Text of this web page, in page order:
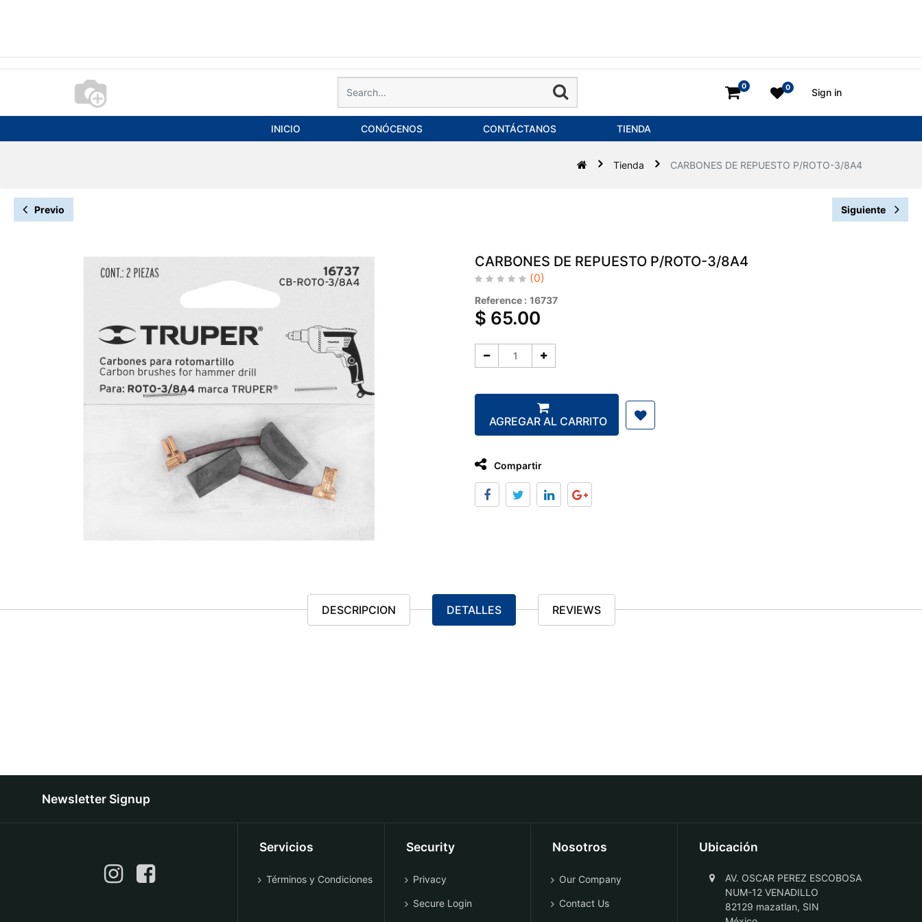
0 0 Sign in
INICIO CONÓCENOS CONTÁCTANOS TIENDA
Tienda CARBONES DE REPUESTO P/ROTO-3/8A4
Previo Siguiente
CARBONES DE REPUESTO P/ROTO-3/8A4
(0)
Reference : 16737
$ 65.00
AGREGAR AL CARRITO
Compartir
DESCRIPCION DETALLES REVIEWS
Newsletter Signup
Servicios
Términos y Condiciones
Security
Privacy
Secure Login
Nosotros
Our Company
Contact Us
Ubicación
AV. OSCAR PEREZ ESCOBOSA
NUM-12 VENADILLO
82129 mazatlan, SIN